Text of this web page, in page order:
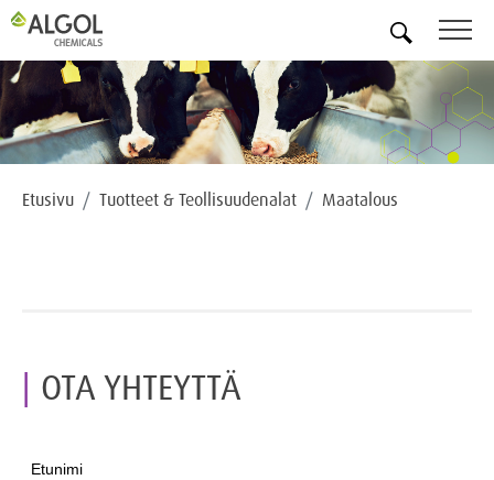
Etusivu Tuotteet & Teollisuudenalat Maatalous
OTA YHTEYTTÄ